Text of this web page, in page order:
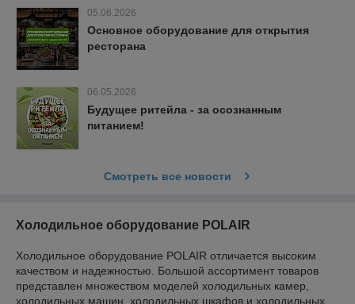
05.06.2026
Основное оборудование для открытия
ресторана
06.05.2026
Будущее ритейла - за осознанным
питанием!
Смотреть все новости
Холодильное оборудование POLAIR
Холодильное оборудование POLAIR отличается высоким
качеством и надежностью. Большой ассортимент товаров
представлен множеством моделей холодильных камер,
холодильных машин, холодильных шкафов и холодильных